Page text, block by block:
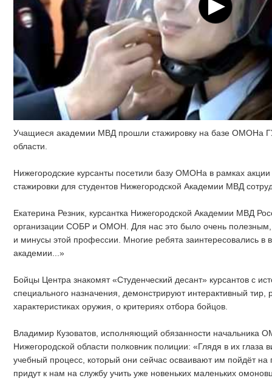
Учащиеся академии МВД прошли стажировку на базе ОМОНа
области.
Нижегородские курсанты посетили базу ОМОНа в рамках
стажировки для студентов Нижегородской Академии МВД
Екатерина Резник, курсантка Нижегородской Академии МВД
организации СОБР и ОМОН. Для нас это было очень полезным,
и минусы этой профессии. Многие ребята заинтересовались в
академии...»
Бойцы Центра знакомят «Студенческий десант» курсантов с
специального назначения, демонстрируют интерактивный тир,
характеристиках оружия, о критериях отбора бойцов.
Владимир Кузоватов, исполняющий обязанности начальника
Нижегородской области полковник полиции: «Глядя в их глаза
учебный процесс, который они сейчас осваивают им пойдёт на
придут к нам на службу учить уже новеньких маленьких